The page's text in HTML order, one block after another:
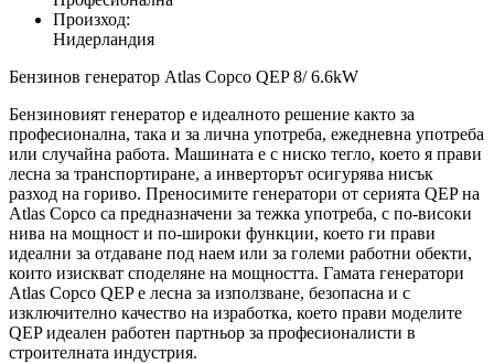
Произход:
Нидерландия
Бензинов генератор Atlas Copco QEP 8/ 6.6kW
Бензиновият генератор е идеалното решение както за
професионална, така и за лична употреба, ежедневна употреба
или случайна работа. Машината е с ниско тегло, което я прави
лесна за транспортиране, а инверторът осигурява нисък
разход на гориво. Преносимите генератори от серията QEP на
Atlas Copco са предназначени за тежка употреба, с по-високи
нива на мощност и по-широки функции, което ги прави
идеални за отдаване под наем или за големи работни обекти,
които изискват споделяне на мощността. Гамата генератори
Atlas Copco QEP е лесна за използване, безопасна и с
изключително качество на изработка, което прави моделите
QEP идеален работен партньор за професионалисти в
строителната индустрия.